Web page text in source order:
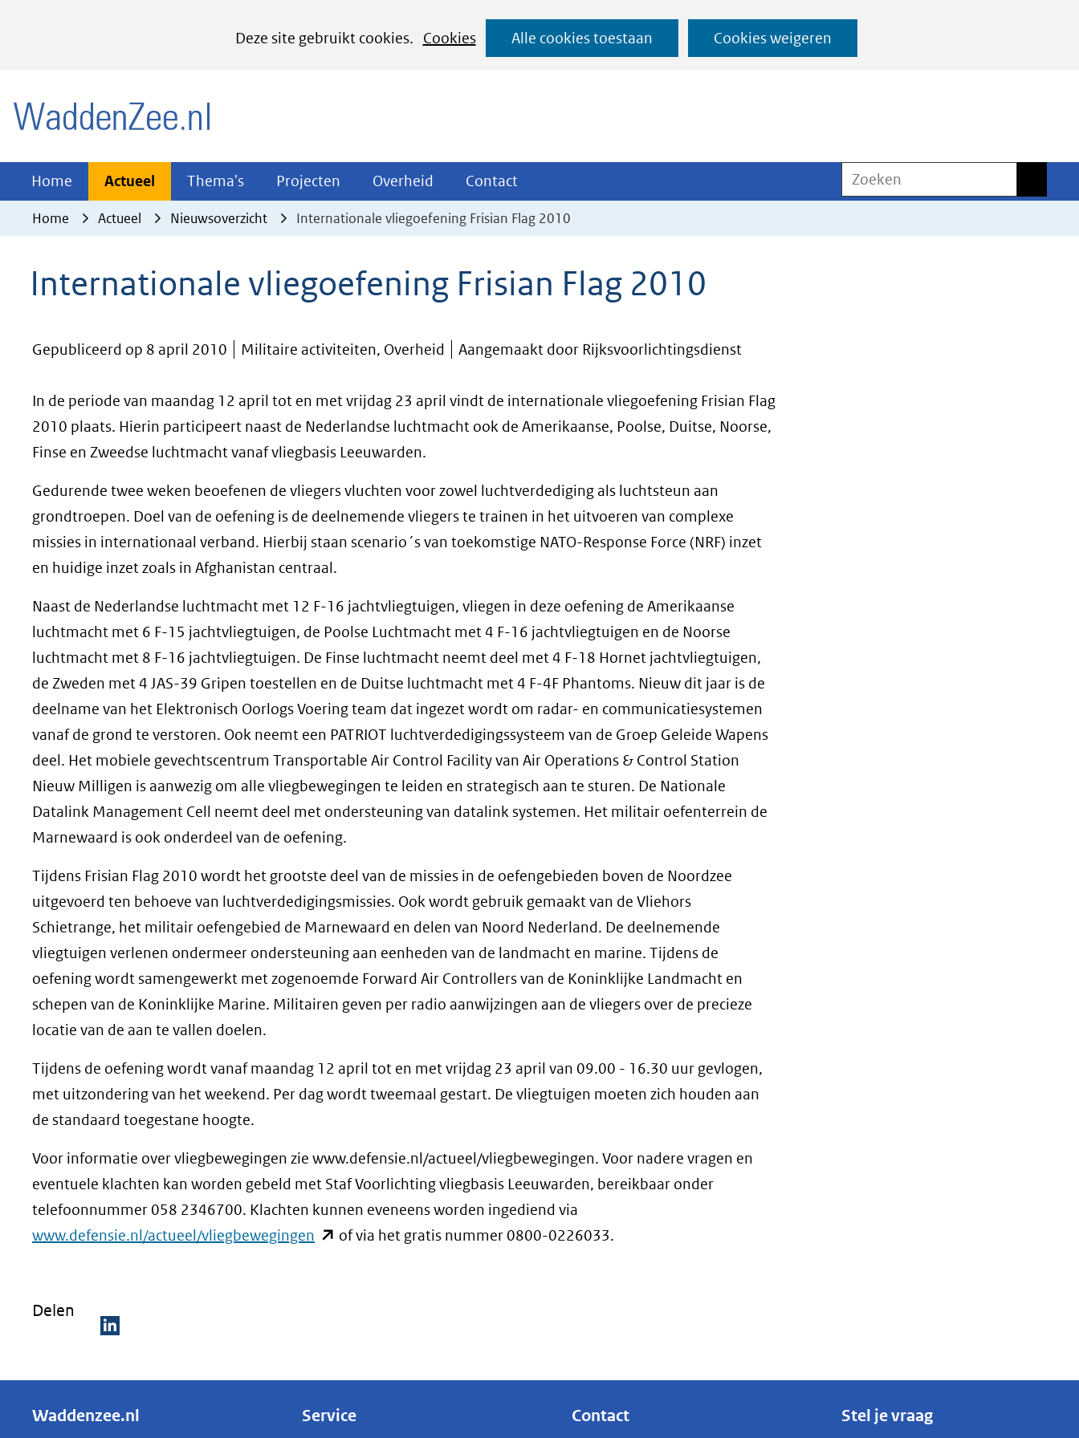
Deze site gebruikt cookies.
Cookies
het
cookies
website
worden
Alle cookies toestaan Cookies weigeren
Ga
naar
Home Actueel Actueel
Uitklappen
Thema's Thema's
Uitklappen
Projecten Projecten
Uitklappen
Overheid Overheid
Uitklappen
Contact
Uitklappen
Zoeken
Home Actueel Nieuwsoverzicht Internationale vliegoefening Frisian Flag 2010
Internationale vliegoefening Frisian Flag 2010
Gepubliceerd op 8 april 2010 Militaire activiteiten, Overheid Aangemaakt door Rijksvoorlichtingsdienst
In de periode van maandag 12 april tot en met vrijdag 23 april vindt de internationale vliegoefening Frisian Flag
2010 plaats. Hierin participeert naast de Nederlandse luchtmacht ook de Amerikaanse, Poolse, Duitse, Noorse,
Finse en Zweedse luchtmacht vanaf vliegbasis Leeuwarden.
Gedurende twee weken beoefenen de vliegers vluchten voor zowel luchtverdediging als luchtsteun aan
grondtroepen. Doel van de oefening is de deelnemende vliegers te trainen in het uitvoeren van complexe
missies in internationaal verband. Hierbij staan scenario´s van toekomstige NATO-Response Force (NRF) inzet
en huidige inzet zoals in Afghanistan centraal.
Naast de Nederlandse luchtmacht met 12 F-16 jachtvliegtuigen, vliegen in deze oefening de Amerikaanse
luchtmacht met 6 F-15 jachtvliegtuigen, de Poolse Luchtmacht met 4 F-16 jachtvliegtuigen en de Noorse
luchtmacht met 8 F-16 jachtvliegtuigen. De Finse luchtmacht neemt deel met 4 F-18 Hornet jachtvliegtuigen,
de Zweden met 4 JAS-39 Gripen toestellen en de Duitse luchtmacht met 4 F-4F Phantoms. Nieuw dit jaar is de
deelname van het Elektronisch Oorlogs Voering team dat ingezet wordt om radar- en communicatiesystemen
vanaf de grond te verstoren. Ook neemt een PATRIOT luchtverdedigingssysteem van de Groep Geleide Wapens
deel. Het mobiele gevechtscentrum Transportable Air Control Facility van Air Operations & Control Station
Nieuw Milligen is aanwezig om alle vliegbewegingen te leiden en strategisch aan te sturen. De Nationale
Datalink Management Cell neemt deel met ondersteuning van datalink systemen. Het militair oefenterrein de
Marnewaard is ook onderdeel van de oefening.
Tijdens Frisian Flag 2010 wordt het grootste deel van de missies in de oefengebieden boven de Noordzee
uitgevoerd ten behoeve van luchtverdedigingsmissies. Ook wordt gebruik gemaakt van de Vliehors
Schietrange, het militair oefengebied de Marnewaard en delen van Noord Nederland. De deelnemende
vliegtuigen verlenen ondermeer ondersteuning aan eenheden van de landmacht en marine. Tijdens de
oefening wordt samengewerkt met zogenoemde Forward Air Controllers van de Koninklijke Landmacht en
schepen van de Koninklijke Marine. Militairen geven per radio aanwijzingen aan de vliegers over de precieze
locatie van de aan te vallen doelen.
Tijdens de oefening wordt vanaf maandag 12 april tot en met vrijdag 23 april van 09.00 - 16.30 uur gevlogen,
met uitzondering van het weekend. Per dag wordt tweemaal gestart. De vliegtuigen moeten zich houden aan
de standaard toegestane hoogte.
Voor informatie over vliegbewegingen zie www.defensie.nl/actueel/vliegbewegingen. Voor nadere vragen en
eventuele klachten kan worden gebeld met Staf Voorlichting vliegbasis Leeuwarden, bereikbaar onder
telefoonnummer 058 2346700. Klachten kunnen eveneens worden ingediend via
www.defensie.nl/actueel/vliegbewegingen (opent
andere
of via het gratis nummer 0800-0226033.
Delen
e
e
Waddenzee.nl Service Contact Stel je vraag